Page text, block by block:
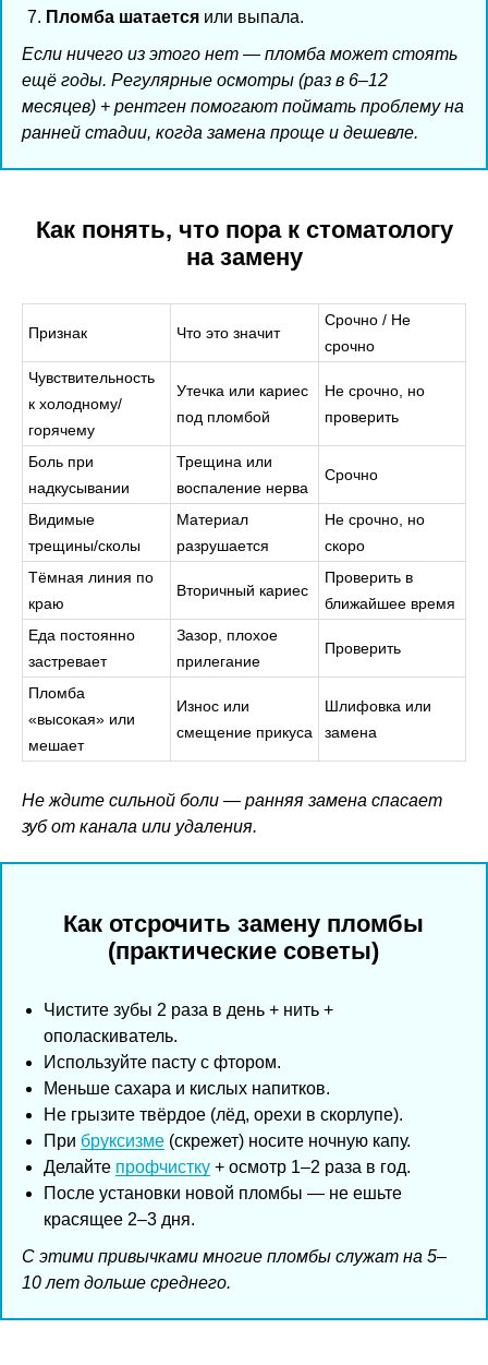
Пломба шатается или выпала.
Если ничего из этого нет — пломба может стоять
ещё годы. Регулярные осмотры (раз в 6–12
месяцев) + рентген помогают поймать проблему на
ранней стадии, когда замена проще и дешевле.
Как понять, что пора к стоматологу
на замену
Признак Что это значит
Срочно / Не
срочно
Чувствительность
к холодному/
горячему
Утечка или кариес
под пломбой
Не срочно, но
проверить
Боль при
надкусывании
Трещина или
воспаление нерва
Срочно
Видимые
трещины/сколы
Материал
разрушается
Не срочно, но
скоро
Тёмная линия по
краю
Вторичный кариес
Проверить в
ближайшее время
Еда постоянно
застревает
Зазор, плохое
прилегание
Проверить
Пломба
«высокая» или
мешает
Износ или
смещение прикуса
Шлифовка или
замена
Не ждите сильной боли — ранняя замена спасает
зуб от канала или удаления.
Как отсрочить замену пломбы
(практические советы)
Чистите зубы 2 раза в день + нить +
ополаскиватель.
Используйте пасту с фтором.
Меньше сахара и кислых напитков.
Не грызите твёрдое (лёд, орехи в скорлупе).
При бруксизме (скрежет) носите ночную капу.
Делайте профчистку + осмотр 1–2 раза в год.
После установки новой пломбы — не ешьте
красящее 2–3 дня.
С этими привычками многие пломбы служат на 5–
10 лет дольше среднего.